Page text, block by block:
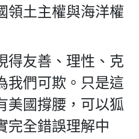
領土主權與海洋權
得友善、理性、克
我們可欺。只是這
美國撐腰，可以狐
完全錯誤理解中